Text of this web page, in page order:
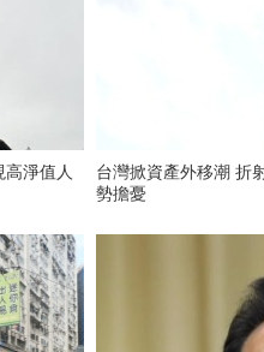
淨值人
台灣掀資產外移潮 折
勢擔憂